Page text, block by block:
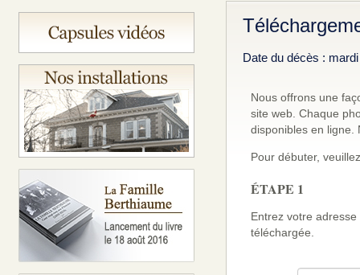
Date du décès :
Nous offrons une
site web. Chaque
disponibles en ligne.
Pour débuter,
ÉTAPE 1
Entrez votre
téléchargée.